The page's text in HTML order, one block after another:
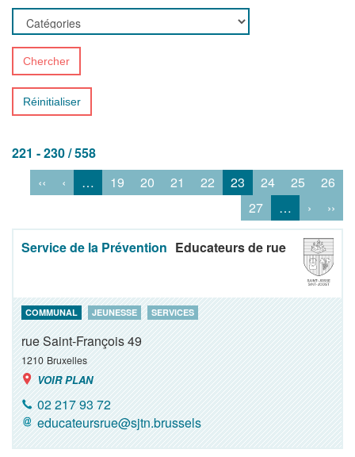
Chercher
Réinitialiser
221 - 230 / 558
‹‹
‹ … 19 20 21 22 23 24 25
26
27
… › ››
Service de la Prévention Educateurs de rue
COMMUNAL JEUNESSE SERVICES
rue Saint-François 49
1210 Bruxelles
VOIR PLAN
02 217 93 72
educateursrue@sjtn.brussels